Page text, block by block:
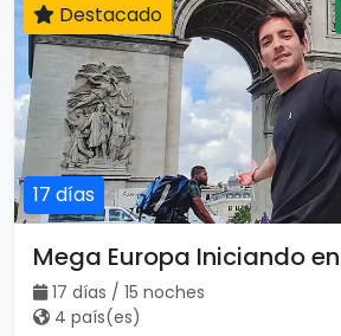
17 días
Destacado
Mega Europa Iniciando
17 días / 15 noches
4 país(es)